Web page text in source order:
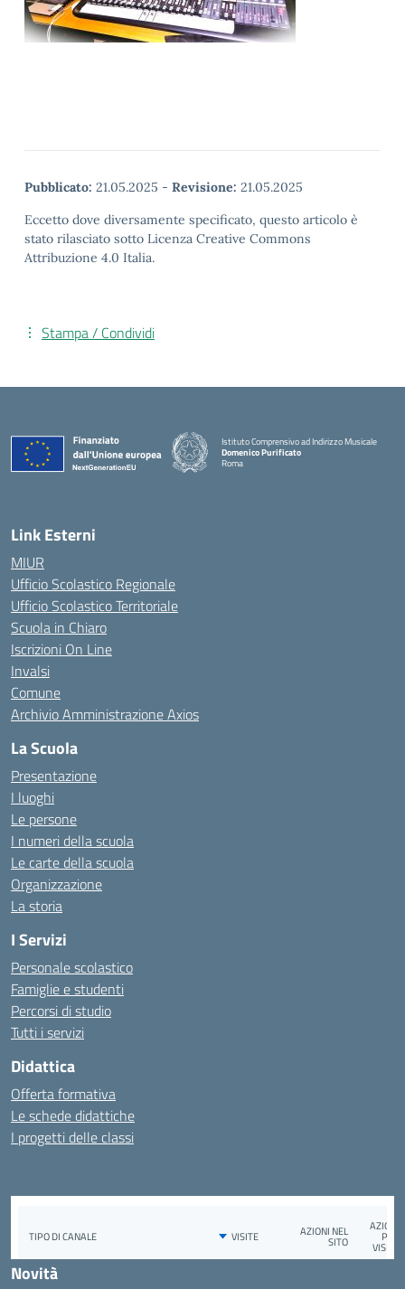
Pubblicato: 21.05.2025 - Revisione: 21.05.2025
Eccetto dove diversamente specificato, questo articolo è
stato rilasciato sotto Licenza Creative Commons
Attribuzione 4.0 Italia.
Stampa / Condividi
Istituto Comprensivo ad Indirizzo Musicale
Domenico Purificato
Roma
Link Esterni
MIUR
Ufficio Scolastico Regionale
Ufficio Scolastico Territoriale
Scuola in Chiaro
Iscrizioni On Line
Invalsi
Comune
Archivio Amministrazione Axios
La Scuola
Presentazione
I luoghi
Le persone
I numeri della scuola
Le carte della scuola
Organizzazione
La storia
I Servizi
Personale scolastico
Famiglie e studenti
Percorsi di studio
Tutti i servizi
Didattica
Offerta formativa
Le schede didattiche
I progetti delle classi
Novità